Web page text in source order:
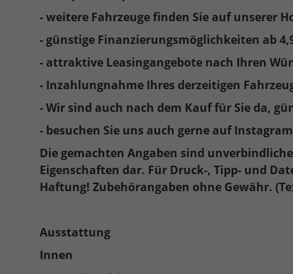
- weitere Fahrzeuge finden Sie auf unserer
- günstige Finanzierungsmöglichkeiten ab
- attraktive Leasingangebote nach Ihren
- Inzahlungnahme Ihres derzeitigen
- Wir sind auch nach dem Kauf für Sie da,
- besuchen Sie uns auch gerne auf Instagram
Die gemachten Angaben sind
Eigenschaften dar. Für Druck-, Tipp- und
Haftung! Zubehörangaben ohne Gewähr.
Ausstattung
Innen